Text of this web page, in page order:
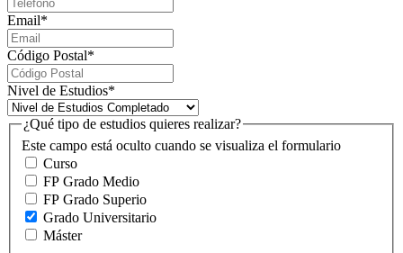
Email*
Código Postal*
Nivel de Estudios*
Este campo está oculto cuando se visualiza el formulario
¿Qué tipo de estudios quieres realizar?
Curso
FP Grado Medio
FP Grado Superio
Grado Universitario
Máster